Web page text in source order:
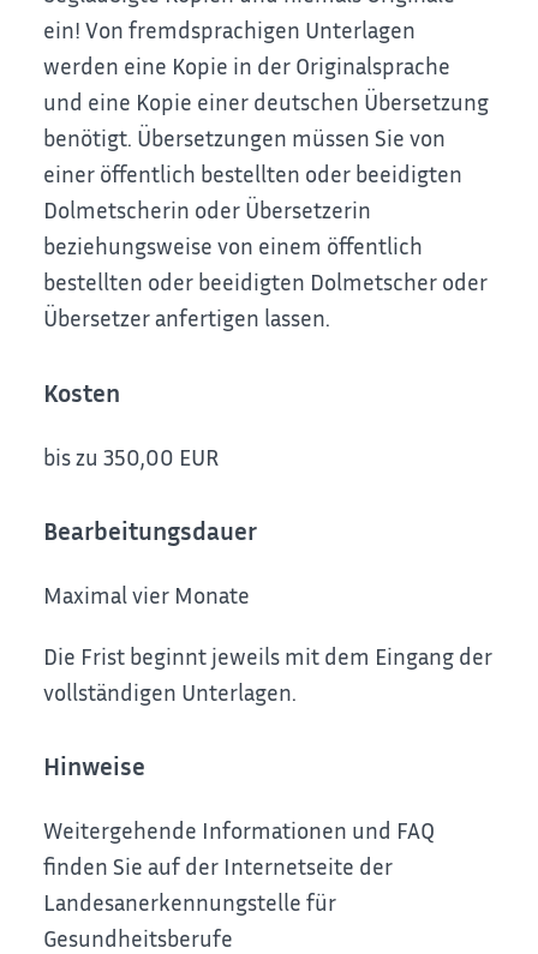
ein! Von fremdsprachigen Unterlagen
werden eine Kopie in der Originalsprache
und eine Kopie einer deutschen Übersetzung
benötigt. Übersetzungen müssen Sie von
einer öffentlich bestellten oder beeidigten
Dolmetscherin oder Übersetzerin
beziehungsweise von einem öffentlich
bestellten oder beeidigten Dolmetscher oder
Übersetzer anfertigen lassen.
Kosten
bis zu 350,00 EUR
Bearbeitungsdauer
Maximal vier Monate
Die Frist beginnt jeweils mit dem Eingang der
vollständigen Unterlagen.
Hinweise
Weitergehende Informationen und FAQ
finden Sie auf der Internetseite der
Landesanerkennungstelle für
Gesundheitsberufe